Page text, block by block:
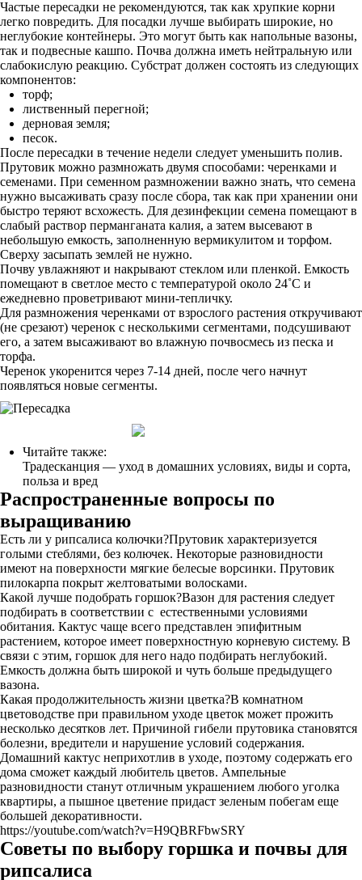
Частые пересадки не рекомендуются, так как хрупкие корни
легко повредить. Для посадки лучше выбирать широкие, но
неглубокие контейнеры. Это могут быть как напольные вазоны,
так и подвесные кашпо. Почва должна иметь нейтральную или
слабокислую реакцию. Субстрат должен состоять из следующих
компонентов:
торф;
лиственный перегной;
дерновая земля;
песок.
После пересадки в течение недели следует уменьшить полив.
Прутовик можно размножать двумя способами: черенками и
семенами. При семенном размножении важно знать, что семена
нужно высаживать сразу после сбора, так как при хранении они
быстро теряют всхожесть. Для дезинфекции семена помещают в
слабый раствор перманганата калия, а затем высевают в
небольшую емкость, заполненную вермикулитом и торфом.
Сверху засыпать землей не нужно.
Почву увлажняют и накрывают стеклом или пленкой. Емкость
помещают в светлое место с температурой около 24˚С и
ежедневно проветривают мини-тепличку.
Для размножения черенками от взрослого растения откручивают
(не срезают) черенок с несколькими сегментами, подсушивают
его, а затем высаживают во влажную почвосмесь из песка и
торфа.
Черенок укоренится через 7-14 дней, после чего начнут
появляться новые сегменты.
Читайте также:
Традесканция — уход в домашних условиях, виды и сорта,
польза и вред
Распространенные вопросы по
выращиванию
Есть ли у рипсалиса колючки?Прутовик характеризуется
голыми стеблями, без колючек. Некоторые разновидности
имеют на поверхности мягкие белесые ворсинки. Прутовик
пилокарпа покрыт желтоватыми волосками.
Какой лучше подобрать горшок?Вазон для растения следует
подбирать в соответствии с естественными условиями
обитания. Кактус чаще всего представлен эпифитным
растением, которое имеет поверхностную корневую систему. В
связи с этим, горшок для него надо подбирать неглубокий.
Емкость должна быть широкой и чуть больше предыдущего
вазона.
Какая продолжительность жизни цветка?В комнатном
цветоводстве при правильном уходе цветок может прожить
несколько десятков лет. Причиной гибели прутовика становятся
болезни, вредители и нарушение условий содержания.
Домашний кактус неприхотлив в уходе, поэтому содержать его
дома сможет каждый любитель цветов. Ампельные
разновидности станут отличным украшением любого уголка
квартиры, а пышное цветение придаст зеленым побегам еще
большей декоративности.
https://youtube.com/watch?v=H9QBRFbwSRY
Советы по выбору горшка и почвы для
рипсалиса